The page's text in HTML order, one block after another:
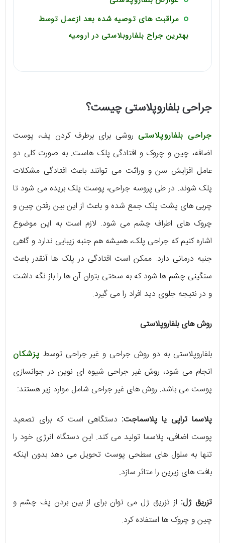
مراقبت های توصیه شده بعد ازعمل توسط
بهترین جراح بلفاروبلاستی در ارومیه
جراحی بلفاروپلاستی چیست؟
جراحی بلفاروپلاستی روشی برای برطرف کردن پف، پوست
اضافه، چین و چروک و افتادگی پلک هاست. به صورت کلی دو
عامل افزایش سن و وراثت می توانند باعث افتادگی مشکلات
پلک شوند. در طی پروسه جراحی، پوست پلک بریده می شود تا
چربی های پشت پلک جمع شده و باعث از این بین رفتن چین و
چروک های اطراف چشم می شود. لازم است به این موضوع
اشاره کنیم که جراحی پلک، همیشه هم جنبه زیبایی ندارد و گاهی
جنبه درمانی دارد. ممکن است افتادگی در پلک ها آنقدر باعث
سنگینی چشم ها شود که به سختی بتوان آن ها را باز نگه داشت
و در نتیجه جلوی دید افراد را می گیرد.
روش های بلفاروپلاستی
بلفاروپلاستی به دو روش جراحی و غیر جراحی توسط پزشکان
انجام می شود، روش غیر جراحی شیوه ای نوین در جوانسازی
پوست می باشد. روش های غیر جراحی شامل موارد زیر هستند:
پلاسما تراپی یا پلاسماجت: دستگاهی است که برای تصعید
پوست اضافی، پلاسما تولید می کند. این دستگاه انرژی خود را
تنها به سلول های سطحی پوست تحویل می دهد بدون اینکه
بافت های زیرین را متاثر سازد.
تزریق ژل: از تزریق ژل می توان برای از بین بردن پف چشم و
چین و چروک ها استفاده کرد.